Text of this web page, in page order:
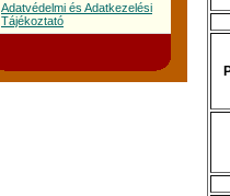
Adatvédelmi és Adatkezelési
Tájékoztató